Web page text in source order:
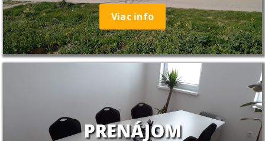
Viac info
PRENÁJOM